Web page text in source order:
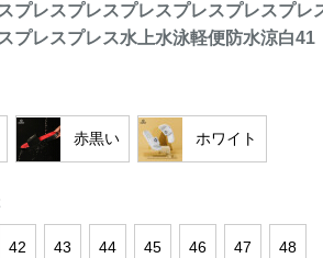
プレスプレスプレスプレスプレスプレ
プレスプレス水上水泳軽便防水涼白41
赤黒い ホワイト
42 43 44 45 46 47 48